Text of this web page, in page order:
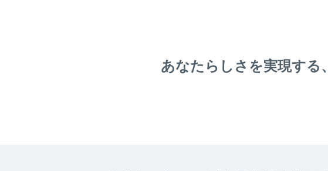
あなたらしさを実現する、